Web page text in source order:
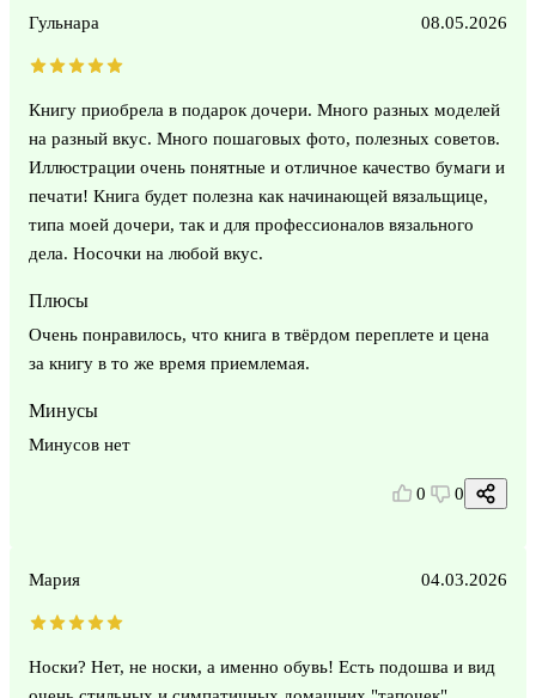
Гульнара 08.05.2026
Книгу приобрела в подарок дочери. Много разных моделей
на разный вкус. Много пошаговых фото, полезных советов.
Иллюстрации очень понятные и отличное качество бумаги и
печати! Книга будет полезна как начинающей вязальщице,
типа моей дочери, так и для профессионалов вязального
дела. Носочки на любой вкус.
Плюсы
Очень понравилось, что книга в твёрдом переплете и цена
за книгу в то же время приемлемая.
Минусы
Минусов нет
0 0
Мария 04.03.2026
Носки? Нет, не носки, а именно обувь! Есть подошва и вид